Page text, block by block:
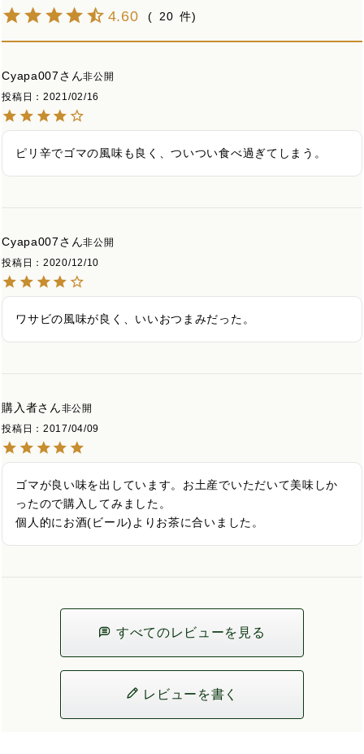
4.60 20
Cyapa007
非公開
投稿日
2021/02/16
ピリ辛でゴマの風味も良く、ついつい食べ過ぎてしまう。
Cyapa007
非公開
投稿日
2020/12/10
ワサビの風味が良く、いいおつまみだった。
購入者
非公開
投稿日
2017/04/09
ゴマが良い味を出しています。お土産でいただいて美味しか
ったので購入してみました。
個人的にお酒(ビール)よりお茶に合いました。
すべてのレビューを見る
レビューを書く